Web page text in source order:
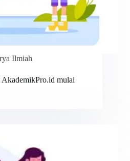
Ilmiah
mulai